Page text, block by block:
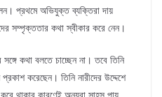
প্রথমে অভিযুক্ত ব্যক্তিরা দায়
সম্পৃক্ততার কথা স্বীকার করে নেন।
কথা বলতে চাচ্ছেন না। তবে তিনি
করেছেন। তিনি নারীদের উদ্দেশে